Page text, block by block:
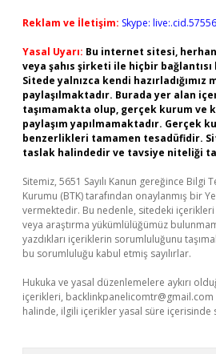
Reklam ve İletişim: Skype:
Yasal Uyarı: Bu internet sitesi,
veya şahıs şirketi ile hiçbir
Sitede yalnızca kendi hazırladığımız
paylaşılmaktadır. Burada yer alan
taşımamakta olup, gerçek kurum ve
paylaşım yapılmamaktadır. Gerçek
benzerlikleri tamamen tesadüfidir.
taslak halindedir ve tavsiye niteliği
Sitemiz, 5651 Sayılı Kanun gereğince Bilgi
Kurumu (BTK) tarafından onaylanmış bir
vermektedir. Bu nedenle, sitedeki
veya araştırma yükümlülüğümüz
yazdıkları içeriklerin sorumluluğunu
bu sorumluluğu kabul etmiş sayılırlar.
Hukuka ve yasal düzenlemelere aykırı
içerikleri, backlinkpanelicomtr@gmail.com
halinde, ilgili içerikler yasal süre içerisinde